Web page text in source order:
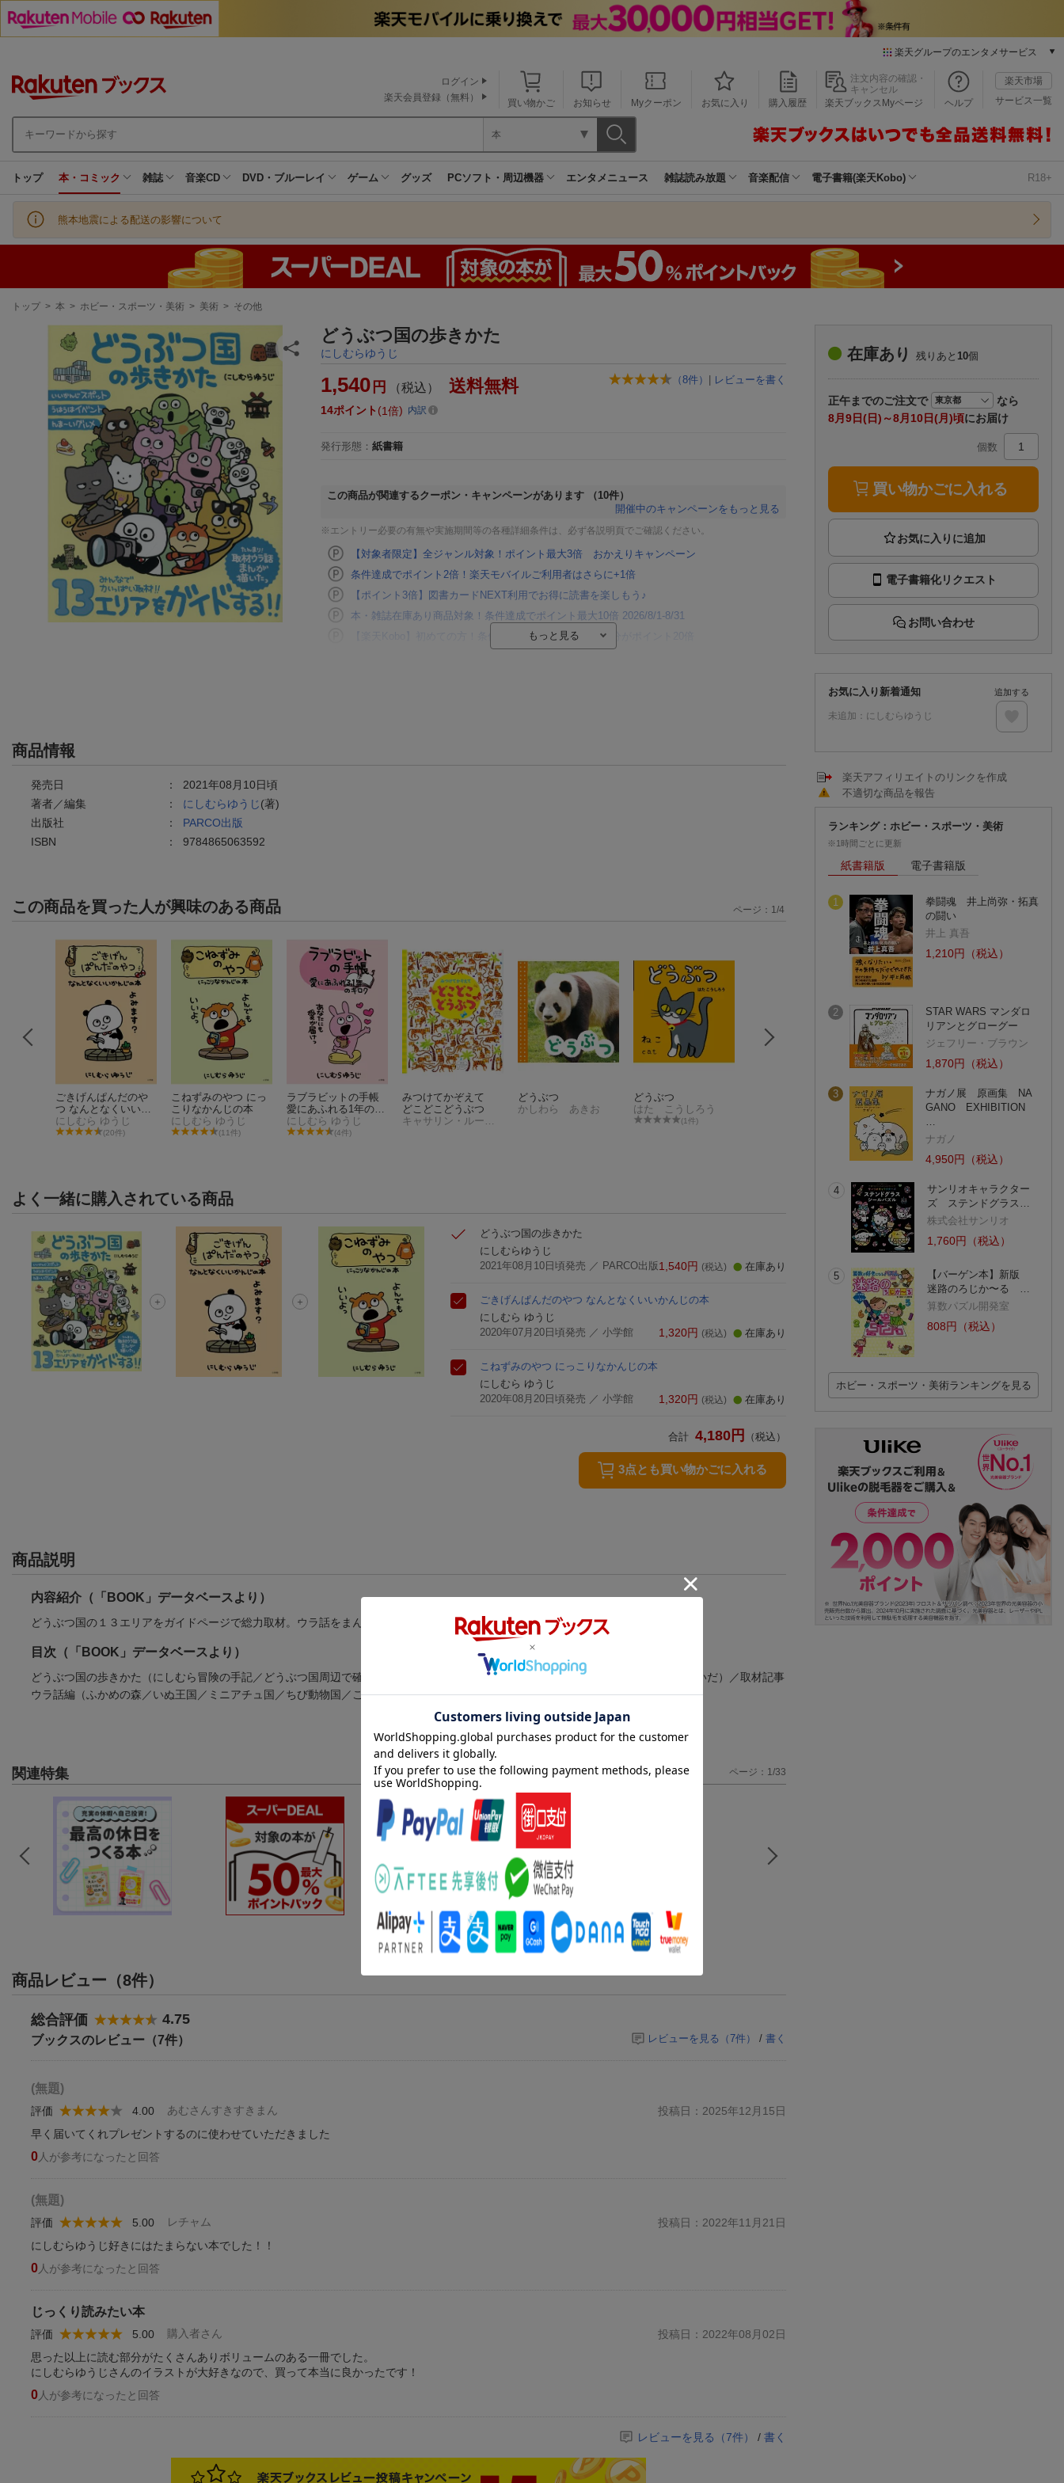
楽天グループのエンタメサービス
本/ゲーム/CD/DVD
楽天ブックス
楽天Kobo
楽天チケット
エンタメニュース
推し楽
買い物かご お知らせ Myクーポン お気に入り 購入履歴
注文内容の確認・
キャンセル
楽天ブックスMyページ
ヘルプ
楽天市場
サービス一覧
ログイン
楽天会員登録（無料）
本
トップ 本・コミック 雑誌 音楽CD DVD・ブルーレイ ゲーム グッズ PCソフト・周辺機器 エンタメニュース 雑誌読み放題 音楽配信 電子書籍(楽天Kobo) R18+
熊本地震による配送の影響について
現
トップ > 本 > ホビー・スポーツ・美術 > 美術 > その他
どうぶつ国の歩きかた
にしむらゆうじ
（8件） | レビューを書く
1,540 円 （税込） 送料無料
14ポイント 1倍 内訳
発行形態 ： 紙書籍
この商品が関連するクーポン・キャンペーンがあります
（10件）
開催中のキャンペーンをもっと見る
※エントリー必要の有無や実施期間等の各種詳細条件は、必ず各説明頁でご確認ください。
【対象者限定】全ジャンル対象！ポイント最大3倍 おかえりキャンペーン
条件達成でポイント2倍！楽天モバイルご利用者はさらに+1倍
【ポイント3倍】図書カードNEXT利用でお得に読書を楽しもう♪
本・雑誌在庫あり商品対象！条件達成でポイント最大10倍 2026/8/1-8/31
【楽天Kobo】初めての方！条件達成で楽天ブックス購入分がポイント20倍
商品情報
発売日 ： 2021年08月10日頃
著者／編集
： にしむらゆうじ(著)
出版社
： PARCO出版
ISBN
： 9784865063592
この商品を買った人が興味のある商品
ごきげんぱんだのや
つ なんとなくいいか
んじの本
にしむら ゆうじ
(20件)
こねずみのやつ にっ
こりなかんじの本
にしむら ゆうじ
(11件)
ラブラビットの手帳
愛にあふれる1年のキ
ロク
にしむら ゆうじ
(4件)
みつけてかぞえて
どこどこどうぶつ
どうぶつ
かしわら あきお
どうぶつ
はた こうしろう
(1件)
みつけてかぞえてど
日経エンタテインメ
ント! 2026年 8月号
[雑誌]
罫線で遊ぶ動物
晴夏
ページ： 1 /4
よく一緒に購入されている商品
どうぶつ国の歩きかた
にしむらゆうじ
2021年08月10日頃発売 ／ PARCO出版1,540円 (税込) 在庫あり
ごきげんぱんだのやつ なんとなくいいかんじの本
にしむら ゆうじ
2020年07月20日頃発売 ／ 小学館 1,320円 (税込) 在庫あり
こねずみのやつ にっこりなかんじの本
にしむら ゆうじ
2020年08月20日頃発売 ／ 小学館 1,320円 (税込) 在庫あり
合計 4,180 円 （税込）
3点とも買い物かごに入れる
商品説明
内容紹介（「BOOK」データベースより）
どうぶつ国の１３エリアをガイドページで総力取材。ウラ話をまんがで掲載。にしむら冒険の手記やナゾの野生動物図鑑も収録。
目次（「BOOK」データベースより）
どうぶつ国の歩きかた（にしむら冒険の手記／どうぶつ国周辺で確認されたナゾの野生動物たち／どうぶつ国にはまだまだ謎がいっぱいだ）／取材記事
ウラ話編（ふかめの森／いぬ王国／ミニアチュ国／ちび動物国／こねずみ国／うさぎ国／ようせいの国 ほか）
関連特集 ページ：1/33
商品レビュー（8件）
総合評価 4.75
ブックスのレビュー（7件） レビューを見る（7件） / 書く
(無題)
あむさんすきすきまん
評価 4.00
投稿日：2025年12月15日
早く届いてくれプレゼントするのに使わせていただきました
0 人が参考になったと回答
(無題)
レチャム
評価 5.00
投稿日：2022年11月21日
にしむらゆうじ好きにはたまらない本でした！！
0 人が参考になったと回答
じっくり読みたい本
購入者さん
評価 5.00
投稿日：2022年08月02日
思った以上に読む部分がたくさんありボリュームのある一冊でした。
にしむらゆうじさんのイラストが大好きなので、買って本当に良かったです！
0 人が参考になったと回答
レビューを見る（7件） / 書く
在庫あり 残りあと 10個
正午までのご注文で
なら
8月9日(日)～8月10日(月)頃にお届け
個数
買い物かごに入れる
電子書籍化リクエスト
お問い合わせ
お気に入り新着通知
未追加： にしむらゆうじ
追加する
楽天アフィリエイトのリンクを作成
不適切な商品を報告
ランキング：ホビー・スポーツ・美術
※1時間ごとに更新
紙書籍版 電子書籍版
1
拳闘魂 井上尚弥・拓真
の闘い
井上 真吾
1,210円（税込）
2
STAR WARS マンダロ
リアンとグローグー
ジェフリー・ブラウン
1,870円（税込）
3
ナガノ展 原画集 NA
GANO EXHIBITION
ナガノ
4,950円（税込）
4
サンリオキャラクター
ズ ステンドグラス…
株式会社サンリオ
1,760円（税込）
5
【バーゲン本】新版
迷路のろじか〜る …
算数パズル開発室
808円（税込）
ホビー・スポーツ・美術ランキングを見る